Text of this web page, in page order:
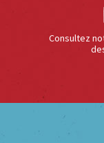
Consultez